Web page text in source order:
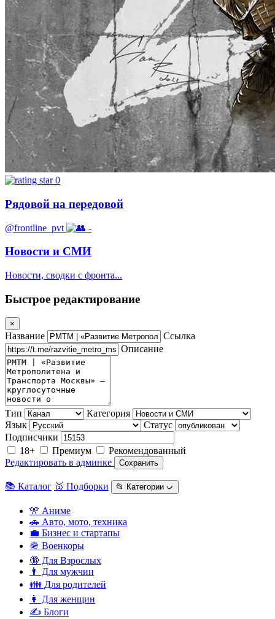
0
Рядовой на передовой
@frontline_pvt -
Новости и СМИ
Новости, сводки с фронта...
Быстрое редактирование
×
Название
Ссылка
Описание
Тип
Категория
Язык
Статус
Подписчики
18+
Премиум
Рекомендованный
Редактировать в админке
Сохранить
📚 Каталог 🥇 Подборки 📂 Категории ᨆ
🎌 Аниме
🚗 Авто, мото, техника
💼 Бизнес и стартапы
🪖 Военкоры
🔞 Для Взрослых
👨 Для мужчин
👪 Для родителей
👩 Для женщин
✍️ Блоги